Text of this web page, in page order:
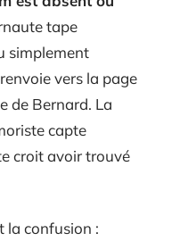
tape
simplement
vers la page
de Bernard. La
capte
croit avoir trouvé
la confusion :